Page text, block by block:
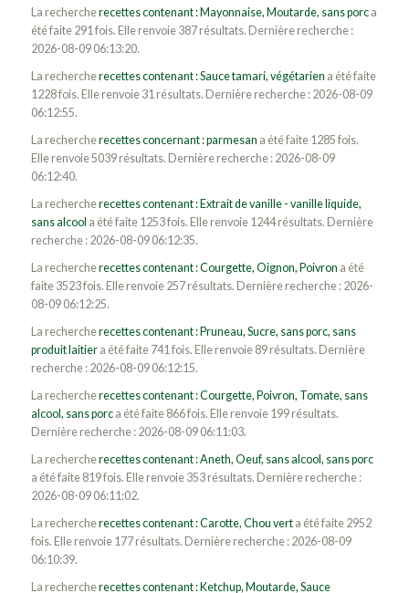
La rechercherecettes contenant : Mayonnaise, Moutarde, sans porca
été faite 291 fois. Elle renvoie 387 résultats. Dernière recherche :
2026-08-09 06:13:20.
La rechercherecettes contenant : Sauce tamari, végétarien a été faite
1228 fois. Elle renvoie 31 résultats. Dernière recherche : 2026-08-09
06:12:55.
La rechercherecettes concernant : parmesan a été faite 1285 fois.
Elle renvoie 5039 résultats. Dernière recherche : 2026-08-09
06:12:40.
La rechercherecettes contenant : Extrait de vanille - vanille liquide,
sans alcool a été faite 1253 fois. Elle renvoie 1244 résultats. Dernière
recherche : 2026-08-09 06:12:35.
La rechercherecettes contenant : Courgette, Oignon, Poivron a été
faite 3523 fois. Elle renvoie 257 résultats. Dernière recherche : 2026-
08-09 06:12:25.
La rechercherecettes contenant : Pruneau, Sucre, sans porc, sans
produit laitiera été faite 741 fois. Elle renvoie 89 résultats. Dernière
recherche : 2026-08-09 06:12:15.
La rechercherecettes contenant : Courgette, Poivron, Tomate, sans
alcool, sans porca été faite 866 fois. Elle renvoie 199 résultats.
Dernière recherche : 2026-08-09 06:11:03.
La rechercherecettes contenant : Aneth, Oeuf, sans alcool, sans porc
a été faite 819 fois. Elle renvoie 353 résultats. Dernière recherche :
2026-08-09 06:11:02.
La rechercherecettes contenant : Carotte, Chou verta été faite 2952
fois. Elle renvoie 177 résultats. Dernière recherche : 2026-08-09
06:10:39.
La rechercherecettes contenant : Ketchup, Moutarde, Sauce